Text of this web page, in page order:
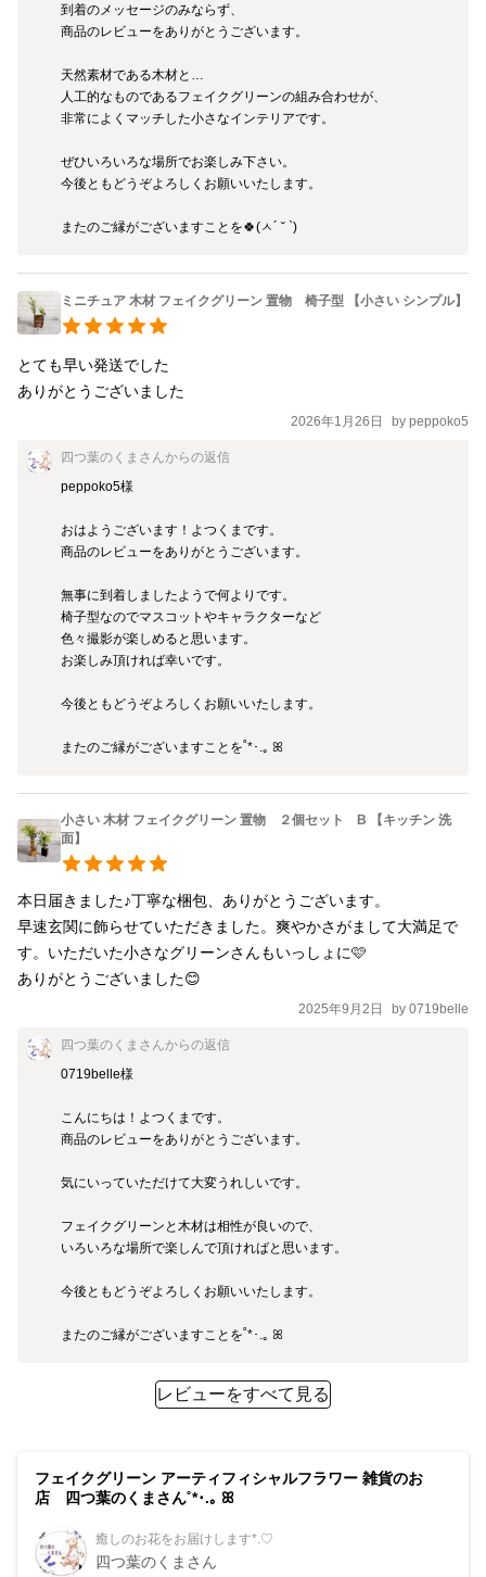
到着のメッセージのみならず、
商品のレビューをありがとうございます。
天然素材である木材と…
人工的なものであるフェイクグリーンの組み合わせが、
非常によくマッチした小さなインテリアです。
ぜひいろいろな場所でお楽しみ下さい。
今後ともどうぞよろしくお願いいたします。
またのご縁がございますことを🍀(ㅅ´ ˘ `)
ミニチュア 木材 フェイクグリーン 置物 椅子型 【小さい シンプル】
とても早い発送でした
ありがとうございました
2026年1月26日 by peppoko5
四つ葉のくまさんからの返信
peppoko5様
おはようございます！よつくまです。
商品のレビューをありがとうございます。
無事に到着しましたようで何よりです。
椅子型なのでマスコットやキャラクターなど
色々撮影が楽しめると思います。
お楽しみ頂ければ幸いです。
今後ともどうぞよろしくお願いいたします。
またのご縁がございますことを˚*･.｡ ꕤ
小さい 木材 フェイクグリーン 置物 ２個セット B 【キッチン 洗
面】
本日届きました♪丁寧な梱包、ありがとうございます。
早速玄関に飾らせていただきました。爽やかさがまして大満足で
す。いただいた小さなグリーンさんもいっしょに🩷
2025年9月2日 by 0719belle
四つ葉のくまさんからの返信
0719belle様
こんにちは！よつくまです。
商品のレビューをありがとうございます。
気にいっていただけて大変うれしいです。
フェイクグリーンと木材は相性が良いので、
いろいろな場所で楽しんで頂ければと思います。
今後ともどうぞよろしくお願いいたします。
またのご縁がございますことを˚*･.｡ ꕤ
レビューをすべて見る
フェイクグリーン アーティフィシャルフラワー 雑貨のお
店 四つ葉のくまさん˚*･.｡ ꕤ
癒しのお花をお届けします*.♡
四つ葉のくまさん